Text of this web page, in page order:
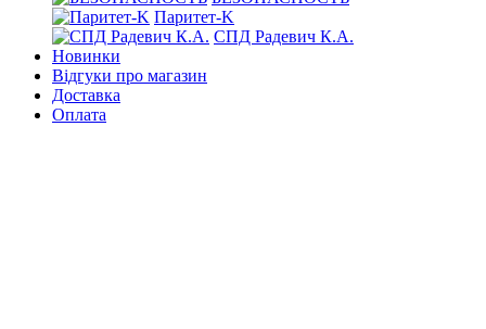
Паритет-K
СПД Радевич К.А.
Новинки
Відгуки про магазин
Доставка
Оплата